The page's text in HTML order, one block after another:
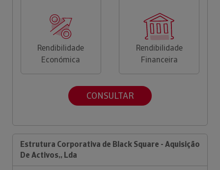
Rendibilidade
Económica
Rendibilidade
Financeira
CONSULTAR
Estrutura Corporativa de Black Square - Aquisição
De Activos,, Lda